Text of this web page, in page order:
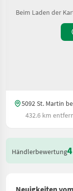
Beim Laden der
5092 St. Martin
432.6 km
Händlerbewertung